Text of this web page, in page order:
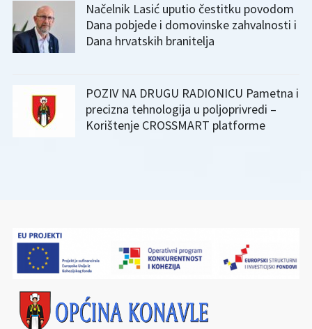
Načelnik Lasić uputio čestitku povodom
Dana pobjede i domovinske zahvalnosti i
Dana hrvatskih branitelja
POZIV NA DRUGU RADIONICU Pametna i
precizna tehnologija u poljoprivredi –
Korištenje CROSSMART platforme